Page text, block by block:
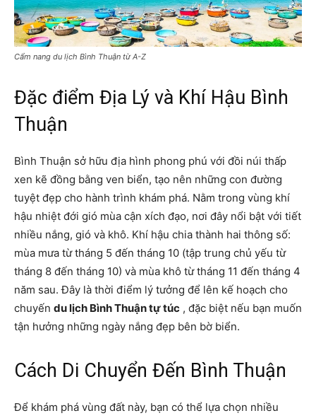
Cẩm nang du lịch Bình Thuận từ A-Z
Đặc điểm Địa Lý và Khí Hậu Bình
Thuận
Bình Thuận sở hữu địa hình phong phú với đồi núi thấp
xen kẽ đồng bằng ven biển, tạo nên những con đường
tuyệt đẹp cho hành trình khám phá. Nằm trong vùng khí
hậu nhiệt đới gió mùa cận xích đạo, nơi đây nổi bật với tiết
nhiều nắng, gió và khô. Khí hậu chia thành hai thông số:
mùa mưa từ tháng 5 đến tháng 10 (tập trung chủ yếu từ
tháng 8 đến tháng 10) và mùa khô từ tháng 11 đến tháng 4
năm sau. Đây là thời điểm lý tưởng để lên kế hoạch cho
chuyến du lịch Bình Thuận tự túc , đặc biệt nếu bạn muốn
tận hưởng những ngày nắng đẹp bên bờ biển.
Cách Di Chuyển Đến Bình Thuận
Để khám phá vùng đất này, bạn có thể lựa chọn nhiều